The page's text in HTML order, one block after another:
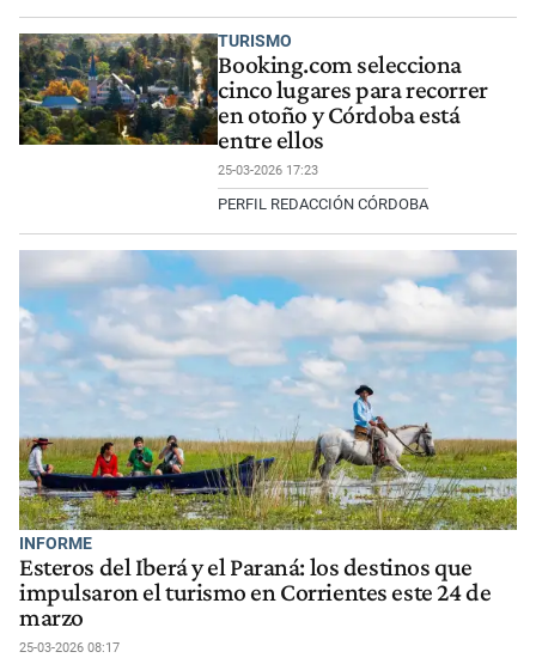
TURISMO
Booking.com selecciona
cinco lugares para recorrer
en otoño y Córdoba está
entre ellos
25-03-2026 17:23
PERFIL REDACCIÓN CÓRDOBA
INFORME
Esteros del Iberá y el Paraná: los destinos que
impulsaron el turismo en Corrientes este 24 de
marzo
25-03-2026 08:17